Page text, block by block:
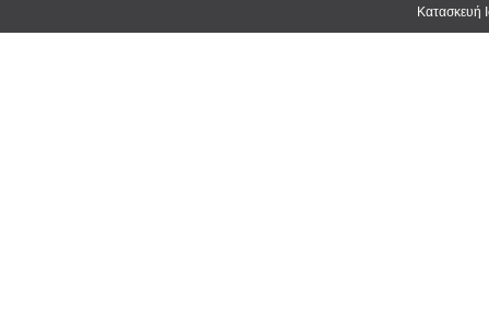
Κατασκευή